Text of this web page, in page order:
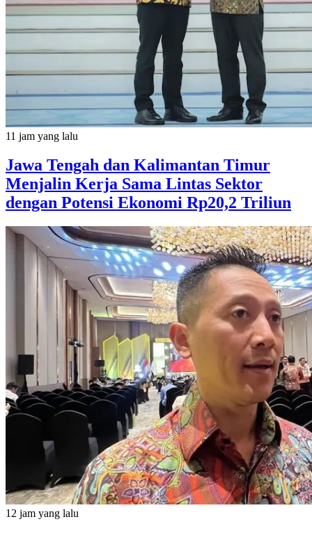
11 jam yang lalu
Jawa Tengah dan Kalimantan Timur
Menjalin Kerja Sama Lintas Sektor
dengan Potensi Ekonomi Rp20,2 Triliun
12 jam yang lalu